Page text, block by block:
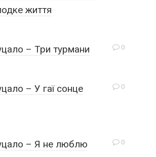
життя
0
– Три турмани
0
– У гаї сонце
0
– Я не люблю